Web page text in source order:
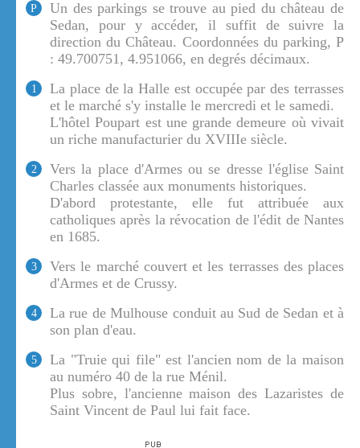
P
Un des parkings se trouve au pied du château de
Sedan, pour y accéder, il suffit de suivre la
direction du Château. Coordonnées du parking, P
: 49.700751, 4.951066, en degrés décimaux.
1
La place de la Halle est occupée par des terrasses
et le marché s'y installe le mercredi et le samedi.
L'hôtel Poupart est une grande demeure où vivait
un riche manufacturier du XVIIIe siècle.
2
Vers la place d'Armes ou se dresse l'église Saint
Charles classée aux monuments historiques.
D'abord protestante, elle fut attribuée aux
catholiques après la révocation de l'édit de Nantes
en 1685.
3
Vers le marché couvert et les terrasses des places
d'Armes et de Crussy.
4
La rue de Mulhouse conduit au Sud de Sedan et à
son plan d'eau.
5
La "Truie qui file" est l'ancien nom de la maison
au numéro 40 de la rue Ménil.
Plus sobre, l'ancienne maison des Lazaristes de
Saint Vincent de Paul lui fait face.